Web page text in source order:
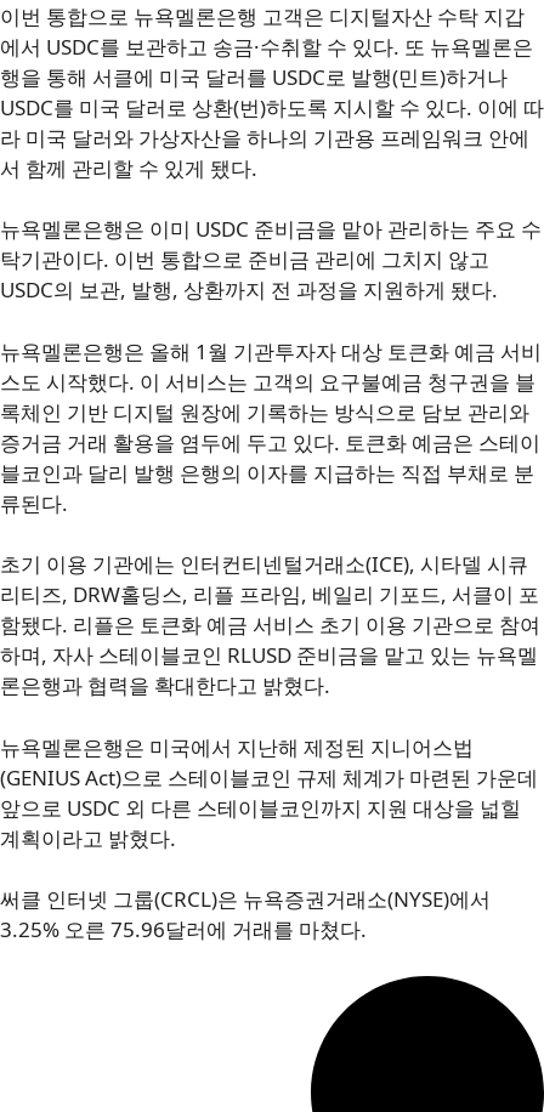
이번 통합으로 뉴욕멜론은행 고객은 디지털자산 수탁 지갑
에서 USDC를 보관하고 송금·수취할 수 있다. 또 뉴욕멜론은
행을 통해 서클에 미국 달러를 USDC로 발행(민트)하거나
USDC를 미국 달러로 상환(번)하도록 지시할 수 있다. 이에 따
라 미국 달러와 가상자산을 하나의 기관용 프레임워크 안에
서 함께 관리할 수 있게 됐다.
뉴욕멜론은행은 이미 USDC 준비금을 맡아 관리하는 주요 수
탁기관이다. 이번 통합으로 준비금 관리에 그치지 않고
USDC의 보관, 발행, 상환까지 전 과정을 지원하게 됐다.
뉴욕멜론은행은 올해 1월 기관투자자 대상 토큰화 예금 서비
스도 시작했다. 이 서비스는 고객의 요구불예금 청구권을 블
록체인 기반 디지털 원장에 기록하는 방식으로 담보 관리와
증거금 거래 활용을 염두에 두고 있다. 토큰화 예금은 스테이
블코인과 달리 발행 은행의 이자를 지급하는 직접 부채로 분
류된다.
초기 이용 기관에는 인터컨티넨털거래소(ICE), 시타델 시큐
리티즈, DRW홀딩스, 리플 프라임, 베일리 기포드, 서클이 포
함됐다. 리플은 토큰화 예금 서비스 초기 이용 기관으로 참여
하며, 자사 스테이블코인 RLUSD 준비금을 맡고 있는 뉴욕멜
론은행과 협력을 확대한다고 밝혔다.
뉴욕멜론은행은 미국에서 지난해 제정된 지니어스법
(GENIUS Act)으로 스테이블코인 규제 체계가 마련된 가운데
앞으로 USDC 외 다른 스테이블코인까지 지원 대상을 넓힐
계획이라고 밝혔다.
써클 인터넷 그룹(CRCL)은 뉴욕증권거래소(NYSE)에서
3.25% 오른 75.96달러에 거래를 마쳤다.